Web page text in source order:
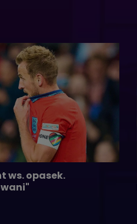
ws. opasek.